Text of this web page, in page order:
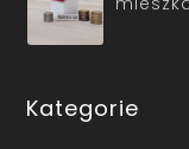
Kategorie